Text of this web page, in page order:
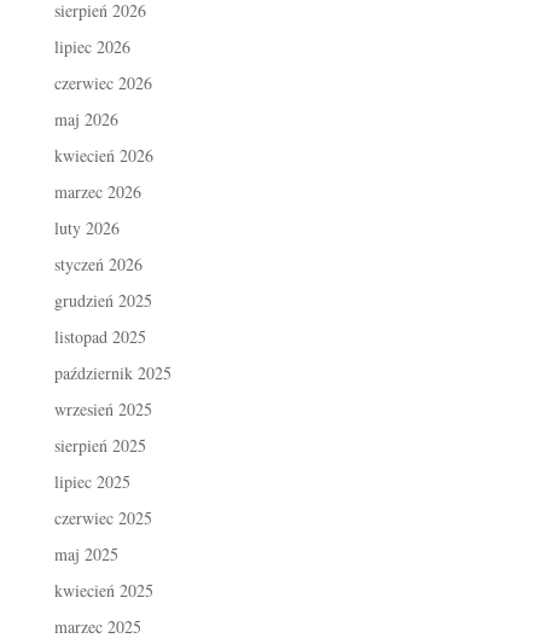
sierpień 2026
lipiec 2026
czerwiec 2026
maj 2026
kwiecień 2026
marzec 2026
luty 2026
styczeń 2026
grudzień 2025
listopad 2025
październik 2025
wrzesień 2025
sierpień 2025
lipiec 2025
czerwiec 2025
maj 2025
kwiecień 2025
marzec 2025